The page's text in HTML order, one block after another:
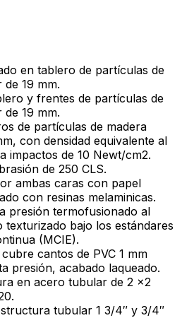
en tablero de partículas de
de 19 mm.
y frentes de partículas de
de 19 mm.
de partículas de madera
con densidad equivalente al
impactos de 10 Newt/cm2.
de 250 CLS.
ambas caras con papel
con resinas melaminicas.
presión termofusionado al
texturizado bajo los estándares
(MCIE).
cantos de PVC 1 mm
presión, acabado laqueado.
en acero tubular de 2 x2
tubular 1 3/4″ y 3/4″